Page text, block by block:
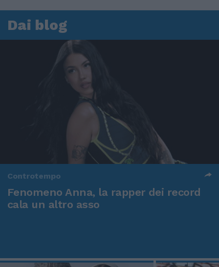
Dai blog
Controtempo
Fenomeno Anna, la rapper dei record
cala un altro asso